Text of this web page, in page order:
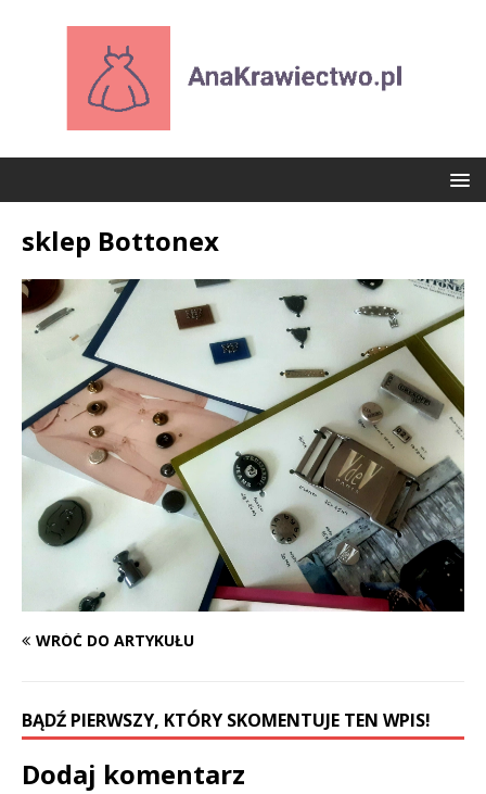
sklep Bottonex
WRÓĆ DO ARTYKUŁU
BĄDŹ PIERWSZY, KTÓRY SKOMENTUJE TEN WPIS!
Dodaj komentarz